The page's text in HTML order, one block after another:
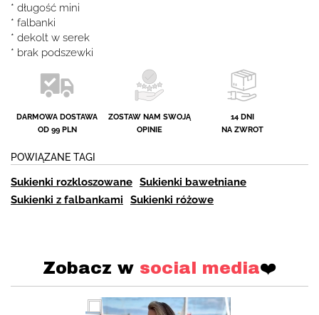
* długość mini
* falbanki
* dekolt w serek
* brak podszewki
DARMOWA DOSTAWA
OD 99 PLN
ZOSTAW NAM SWOJĄ
OPINIE
14 DNI
NA ZWROT
POWIĄZANE TAGI
Sukienki rozkloszowane Sukienki bawełniane
Sukienki z falbankami
Sukienki różowe
Zobacz w social media❤️